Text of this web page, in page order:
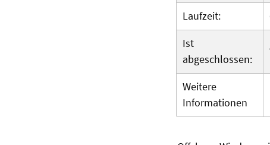
Laufzeit:
Ist
abgeschlossen:
Weitere
Informationen